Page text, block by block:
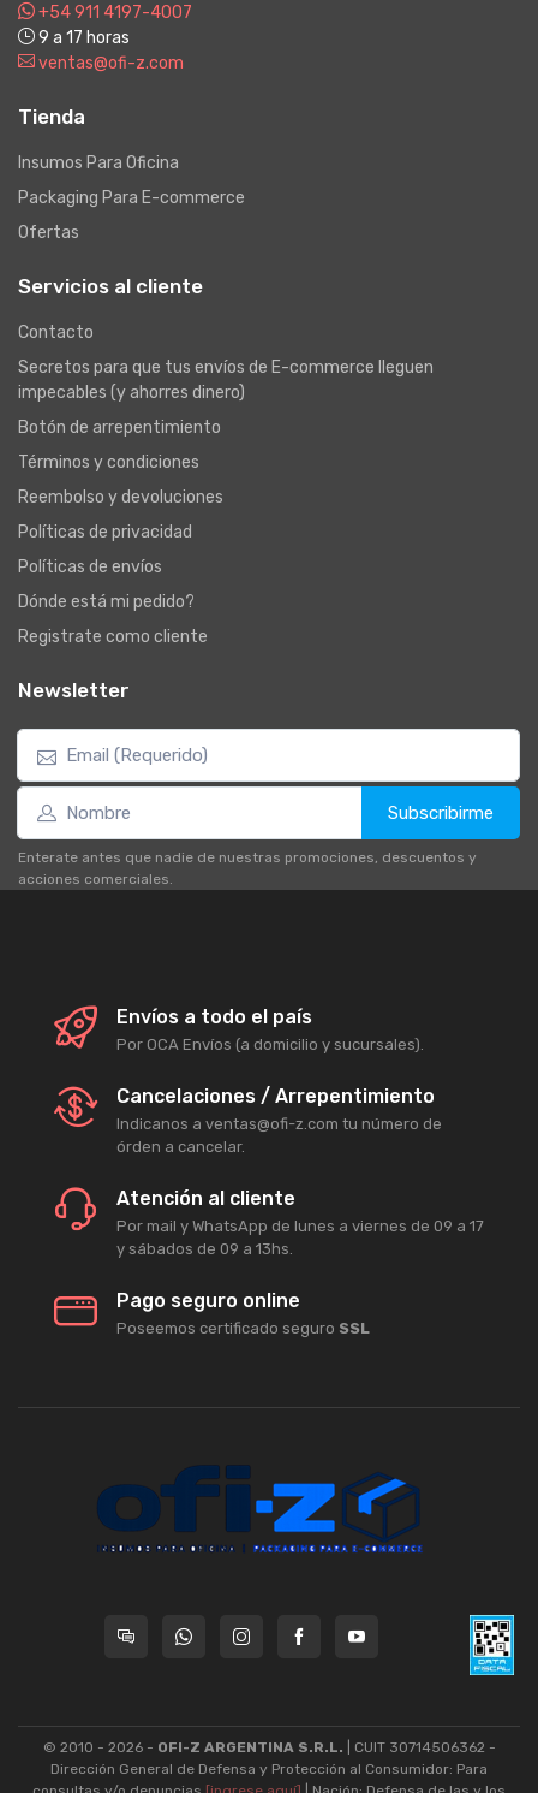
+54 911 4197-4007
9 a 17 horas
ventas@ofi-z.com
Tienda
Insumos Para Oficina
Packaging Para E-commerce
Ofertas
Servicios al cliente
Contacto
Secretos para que tus envíos de E-commerce lleguen
impecables (y ahorres dinero)
Botón de arrepentimiento
Términos y condiciones
Reembolso y devoluciones
Políticas de privacidad
Políticas de envíos
Dónde está mi pedido?
Registrate como cliente
Newsletter
Subscribirme
Enterate antes que nadie de nuestras promociones, descuentos y
acciones comerciales.
Envíos a todo el país
Por OCA Envíos (a domicilio y sucursales).
Cancelaciones / Arrepentimiento
Indicanos a ventas@ofi-z.com tu número de
órden a cancelar.
Atención al cliente
Por mail y WhatsApp de lunes a viernes de 09 a 17
y sábados de 09 a 13hs.
Pago seguro online
Poseemos certificado seguro SSL
© 2010 - 2026 - OFI-Z ARGENTINA S.R.L. | CUIT 30714506362 -
Dirección General de Defensa y Protección al Consumidor: Para